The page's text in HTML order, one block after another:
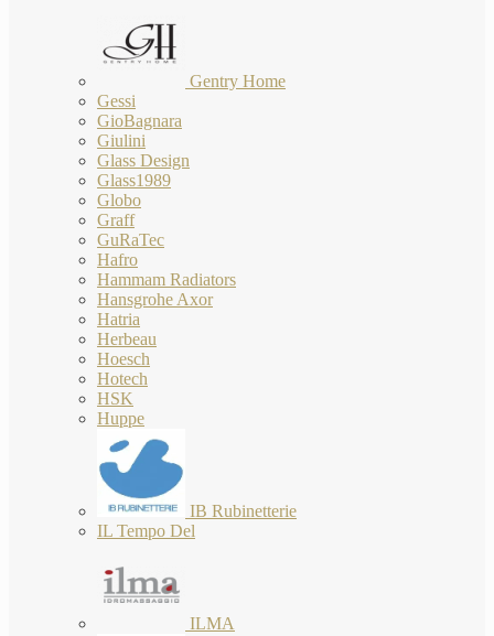
Gentry Home
Gessi
GioBagnara
Giulini
Glass Design
Glass1989
Globo
Graff
GuRaTec
Hafro
Hammam Radiators
Hansgrohe Axor
Hatria
Herbeau
Hoesch
Hotech
HSK
Huppe
IB Rubinetterie
IL Tempo Del
ILMA